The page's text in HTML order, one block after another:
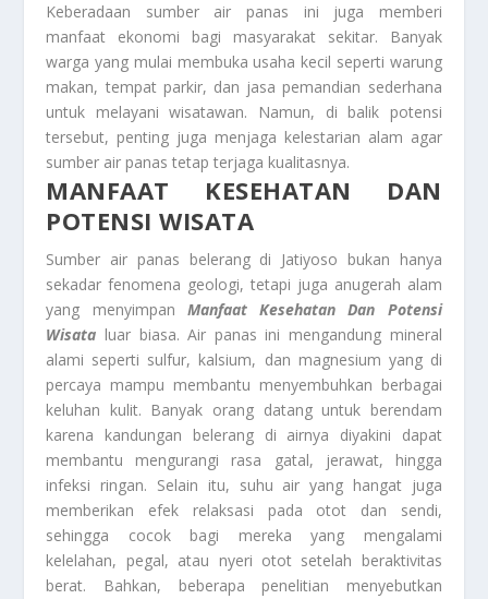
Keberadaan sumber air panas ini juga memberi
manfaat ekonomi bagi masyarakat sekitar. Banyak
warga yang mulai membuka usaha kecil seperti warung
makan, tempat parkir, dan jasa pemandian sederhana
untuk melayani wisatawan. Namun, di balik potensi
tersebut, penting juga menjaga kelestarian alam agar
sumber air panas tetap terjaga kualitasnya.
MANFAAT KESEHATAN DAN
POTENSI WISATA
Sumber air panas belerang di Jatiyoso bukan hanya
sekadar fenomena geologi, tetapi juga anugerah alam
yang menyimpan Manfaat Kesehatan Dan Potensi
Wisata luar biasa. Air panas ini mengandung mineral
alami seperti sulfur, kalsium, dan magnesium yang di
percaya mampu membantu menyembuhkan berbagai
keluhan kulit. Banyak orang datang untuk berendam
karena kandungan belerang di airnya diyakini dapat
membantu mengurangi rasa gatal, jerawat, hingga
infeksi ringan. Selain itu, suhu air yang hangat juga
memberikan efek relaksasi pada otot dan sendi,
sehingga cocok bagi mereka yang mengalami
kelelahan, pegal, atau nyeri otot setelah beraktivitas
berat. Bahkan, beberapa penelitian menyebutkan